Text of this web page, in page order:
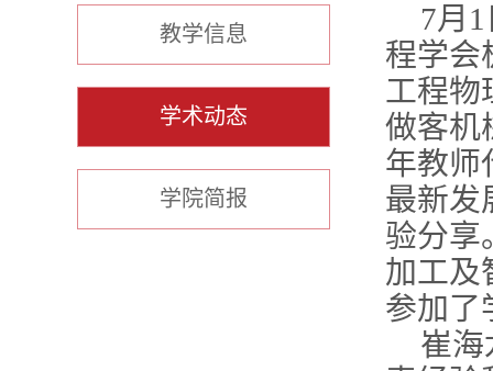
教学信息
学术动态
学院简报
7月
程学会
工程物
做客机
年教师
最新发
验分享
加工及
参加了
崔海